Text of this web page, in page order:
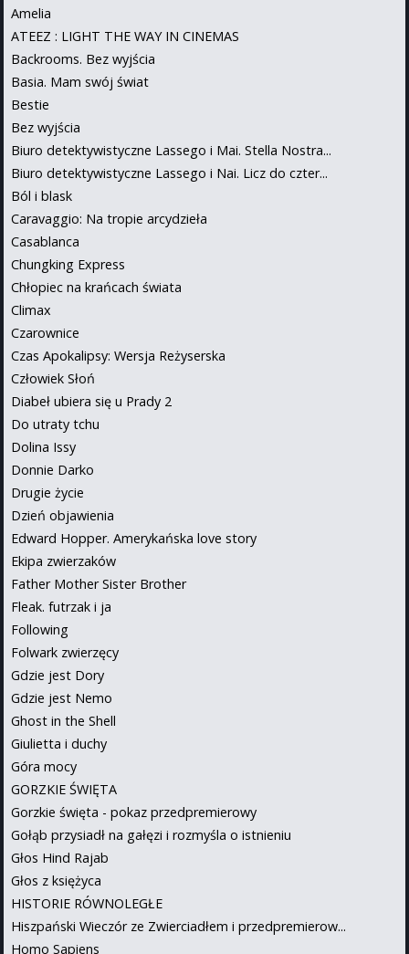
Amelia
ATEEZ : LIGHT THE WAY IN CINEMAS
Backrooms. Bez wyjścia
Basia. Mam swój świat
Bestie
Bez wyjścia
Biuro detektywistyczne Lassego i Mai. Stella Nostra...
Biuro detektywistyczne Lassego i Nai. Licz do czter...
Ból i blask
Caravaggio: Na tropie arcydzieła
Casablanca
Chungking Express
Chłopiec na krańcach świata
Climax
Czarownice
Czas Apokalipsy: Wersja Reżyserska
Człowiek Słoń
Diabeł ubiera się u Prady 2
Do utraty tchu
Dolina Issy
Donnie Darko
Drugie życie
Dzień objawienia
Edward Hopper. Amerykańska love story
Ekipa zwierzaków
Father Mother Sister Brother
Fleak. futrzak i ja
Following
Folwark zwierzęcy
Gdzie jest Dory
Gdzie jest Nemo
Ghost in the Shell
Giulietta i duchy
Góra mocy
GORZKIE ŚWIĘTA
Gorzkie święta - pokaz przedpremierowy
Gołąb przysiadł na gałęzi i rozmyśla o istnieniu
Głos Hind Rajab
Głos z księżyca
HISTORIE RÓWNOLEGŁE
Hiszpański Wieczór ze Zwierciadłem i przedpremierow...
Homo Sapiens